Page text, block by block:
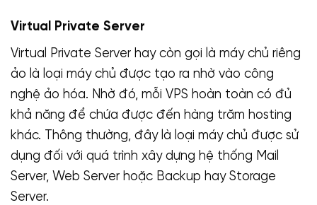
Virtual Private Server
Virtual Private Server hay còn gọi là máy chủ riêng
ảo là loại máy chủ được tạo ra nhờ vào công
nghệ ảo hóa. Nhờ đó, mỗi VPS hoàn toàn có đủ
khả năng để chứa được đến hàng trăm hosting
khác. Thông thường, đây là loại máy chủ được sử
dụng đối với quá trình xây dựng hệ thống Mail
Server, Web Server hoặc Backup hay Storage
Server.